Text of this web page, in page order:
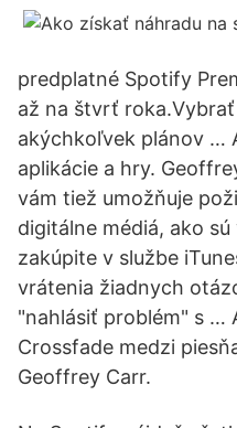
predplatné Spotify
až na štvrť
akýchkoľvek plánov …
aplikácie a hry.
vám tiež umožňuje
digitálne médiá, ako
zakúpite v službe
vrátenia žiadnych
"nahlásiť problém" s …
Crossfade medzi
Geoffrey Carr.